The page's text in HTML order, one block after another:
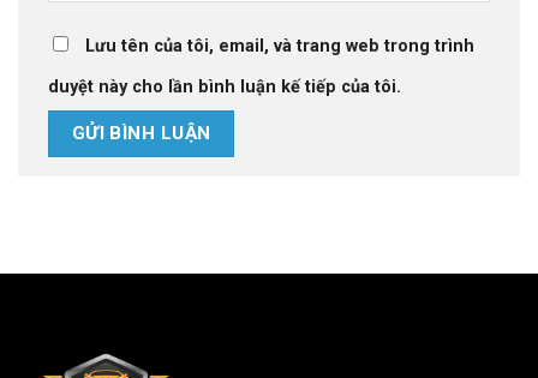
Lưu tên của tôi, email, và trang web trong trình
duyệt này cho lần bình luận kế tiếp của tôi.